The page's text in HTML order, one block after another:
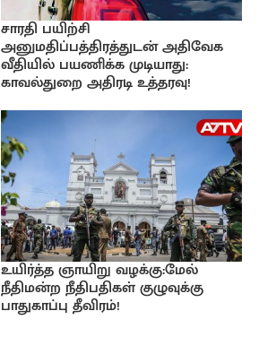
சாரதி பயிற்சி
அனுமதிப்பத்திரத்துடன் அதிவேக
வீதியில் பயணிக்க முடியாது:
காவல்துறை அதிரடி உத்தரவு!
உயிர்த்த ஞாயிறு வழக்கு:மேல்
நீதிமன்ற நீதிபதிகள் குழுவுக்கு
பாதுகாப்பு தீவிரம்!